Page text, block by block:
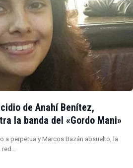
de Anahí Benítez,
la banda del «Gordo Mani»
a perpetua y Marcos Bazán absuelto, la
red…